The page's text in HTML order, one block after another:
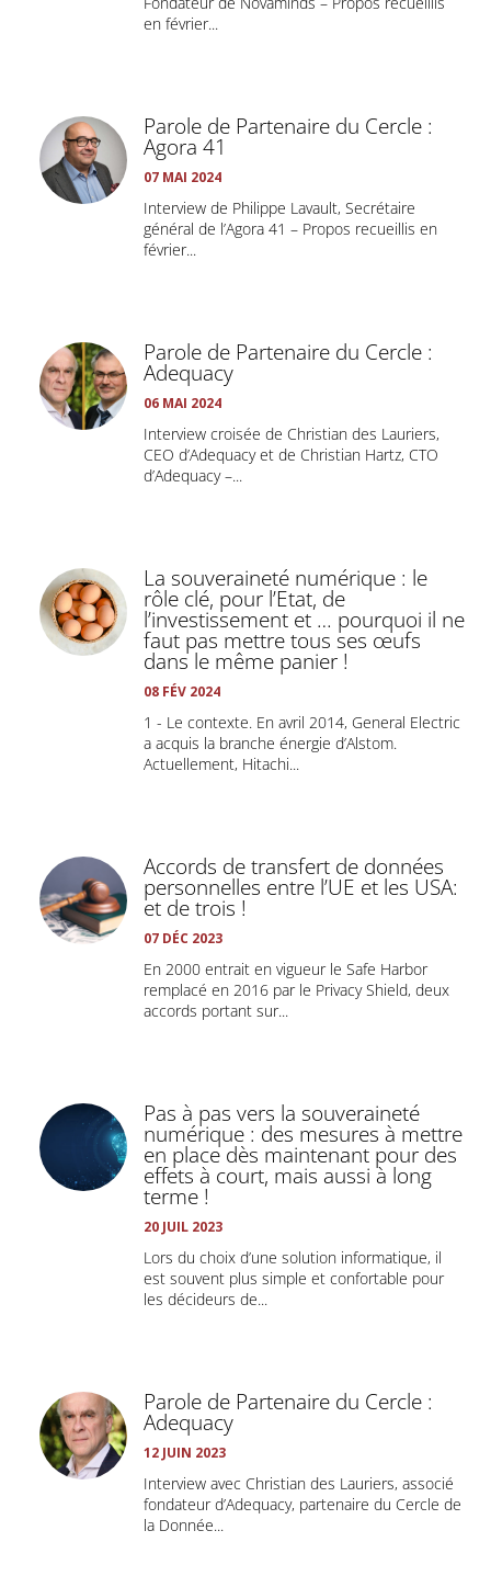
en février...
Parole de Partenaire du Cercle :
Agora 41
07 MAI 2024
Interview de Philippe Lavault, Secrétaire
général de l’Agora 41 – Propos recueillis en
février...
Parole de Partenaire du Cercle :
Adequacy
06 MAI 2024
Interview croisée de Christian des Lauriers,
CEO d’Adequacy et de Christian Hartz, CTO
d’Adequacy –...
La souveraineté numérique : le
rôle clé, pour l’Etat, de
l’investissement et … pourquoi il ne
faut pas mettre tous ses œufs
dans le même panier !
08 FÉV 2024
1 - Le contexte. En avril 2014, General Electric
a acquis la branche énergie d’Alstom.
Actuellement, Hitachi...
Accords de transfert de données
personnelles entre l’UE et les USA:
et de trois !
07 DÉC 2023
En 2000 entrait en vigueur le Safe Harbor
remplacé en 2016 par le Privacy Shield, deux
accords portant sur...
Pas à pas vers la souveraineté
numérique : des mesures à mettre
en place dès maintenant pour des
effets à court, mais aussi à long
terme !
20 JUIL 2023
Lors du choix d’une solution informatique, il
est souvent plus simple et confortable pour
les décideurs de...
Parole de Partenaire du Cercle :
Adequacy
12 JUIN 2023
Interview avec Christian des Lauriers, associé
fondateur d’Adequacy, partenaire du Cercle de
la Donnée...